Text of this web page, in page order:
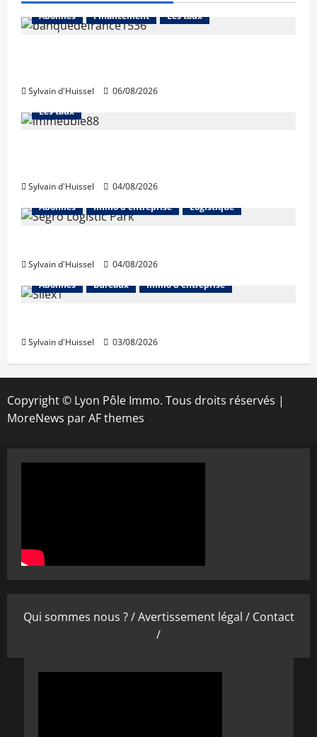
Abonnés Financement Les taux
Sylvain d'Huissel 06/08/2026
Abonnés Financement
Les taux
Sylvain d'Huissel
04/08/2026
Abonnés
Immo d'entreprise Logistique
Sylvain d'Huissel
04/08/2026
Abonnés
Bureaux Immo d'entreprise
Sylvain d'Huissel 03/08/2026
Copyright © Lyon Pôle Immo. Tous droits réservés |
MoreNews par AF themes
Qui sommes nous ? /Avertissement légal / Contact
/